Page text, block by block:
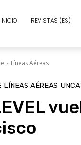
INICIO REVISTAS (ES)
Líneas Aéreas
LÍNEAS AÉREAS